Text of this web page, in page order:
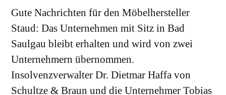
Gute Nachrichten für den Möbelhersteller
Staud: Das Unternehmen mit Sitz in Bad
Saulgau bleibt erhalten und wird von zwei
Unternehmern übernommen.
Insolvenzverwalter Dr. Dietmar Haffa von
Schultze & Braun und die Unternehmer Tobias